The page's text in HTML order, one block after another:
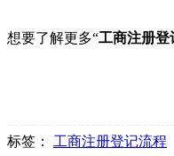
想要了解更多“工商注册登
标签： 工商注册登记流程